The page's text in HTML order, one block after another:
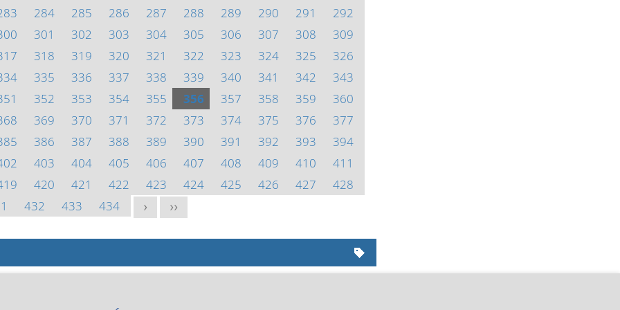
284 285 286 287 288 289 290 291
292
301 302 303 304 305 306 307 308
309
318 319 320 321 322 323 324 325
326
335 336 337 338 339 340 341 342
343
352 353 354 355 356 357 358 359
360
369 370 371 372 373 374 375 376
377
386 387 388 389 390 391 392 393
394
403 404 405 406 407 408 409 410
411
420 421 422 423 424 425 426 427
428
432 433 434 > >>